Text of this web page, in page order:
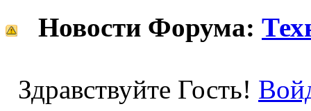
Новости Форума:
Здравствуйте Гость!